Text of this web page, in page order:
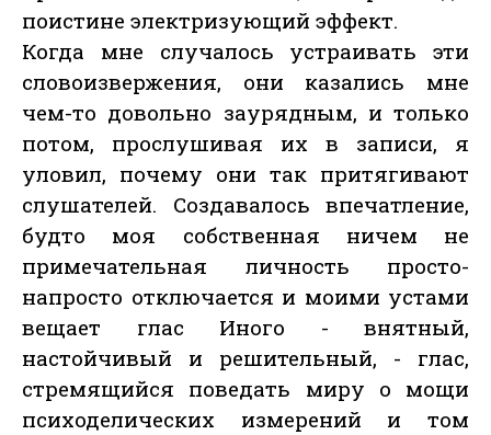
поистине электризующий эффект.
Когда мне случалось устраивать эти
словоизвержения, они казались мне
чем-то довольно заурядным, и только
потом, прослушивая их в записи, я
уловил, почему они так притягивают
слушателей. Создавалось впечатление,
будто моя собственная ничем не
примечательная личность просто-
напросто отключается и моими устами
вещает глас Иного - внятный,
настойчивый и решительный, - глас,
стремящийся поведать миру о мощи
психоделических измерений и том